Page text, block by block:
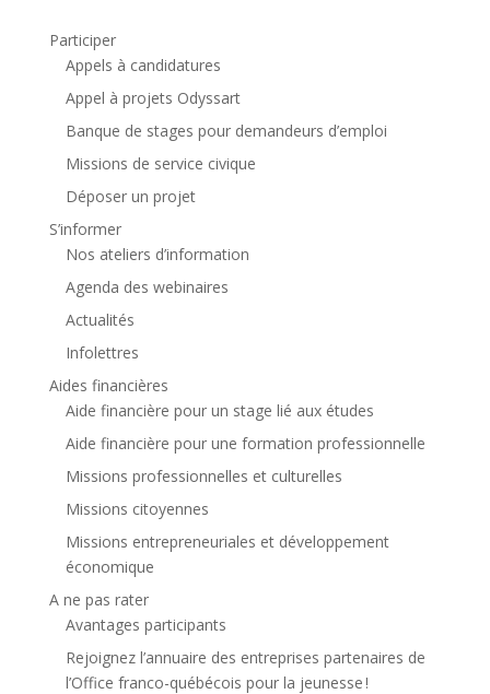
Participer
Appels à candidatures
Appel à projets Odyssart
Banque de stages pour demandeurs d’emploi
Missions de service civique
Déposer un projet
S’informer
Nos ateliers d’information
Agenda des webinaires
Actualités
Infolettres
Aides financières
Aide financière pour un stage lié aux études
Aide financière pour une formation professionnelle
Missions professionnelles et culturelles
Missions citoyennes
Missions entrepreneuriales et développement
économique
A ne pas rater
Avantages participants
Rejoignez l’annuaire des entreprises partenaires de
l’Office franco-québécois pour la jeunesse !